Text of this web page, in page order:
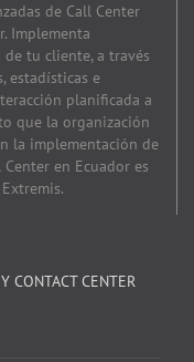
de Call Center
Implementa
tu cliente, a través
estadísticas e
planificada a
que la organización
la implementación de
en Ecuador es
CONTACT CENTER